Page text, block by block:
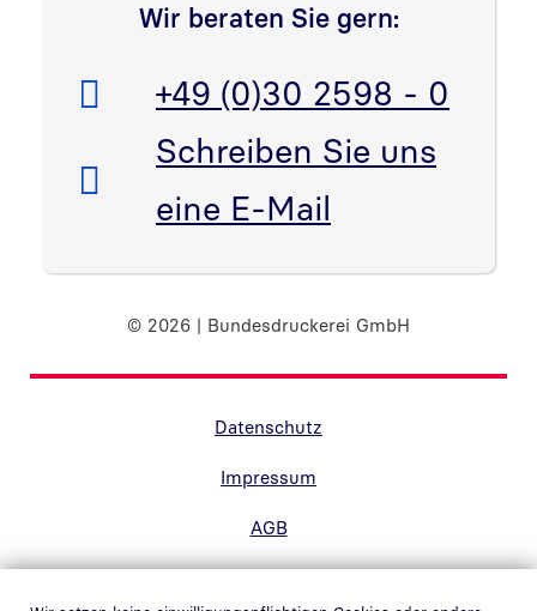
Wir beraten Sie gern:
Telefon:
+49 (0)30 2598 - 0
E-Mail:
Schreiben Sie uns
eine E-Mail
© 2026 | Bundesdruckerei GmbH
Datenschutz
Impressum
AGB